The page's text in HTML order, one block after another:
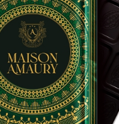
Earl Grey